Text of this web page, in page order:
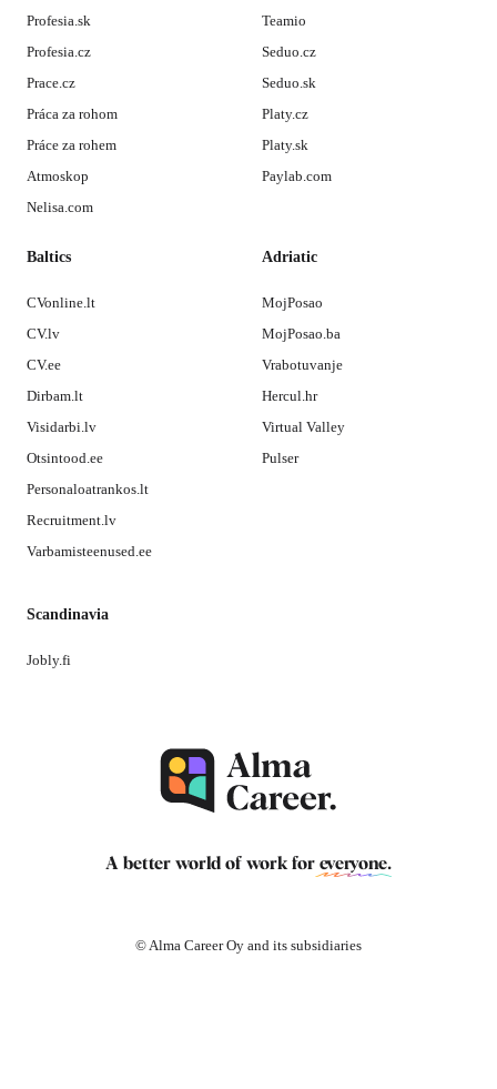
Profesia.sk
Profesia.cz
Prace.cz
Práca za rohom
Práce za rohem
Atmoskop
Nelisa.com
Teamio
Seduo.cz
Seduo.sk
Platy.cz
Platy.sk
Paylab.com
Baltics
CVonline.lt
CV.lv
CV.ee
Dirbam.lt
Visidarbi.lv
Otsintood.ee
Personaloatrankos.lt
Recruitment.lv
Varbamisteenused.ee
Adriatic
MojPosao
MojPosao.ba
Vrabotuvanje
Hercul.hr
Virtual Valley
Pulser
Scandinavia
Jobly.fi
A better world of work for everyone.
© Alma Career Oy and its subsidiaries